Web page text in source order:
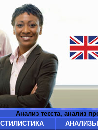
Анализ текста, анализ
СТИЛИСТИКА